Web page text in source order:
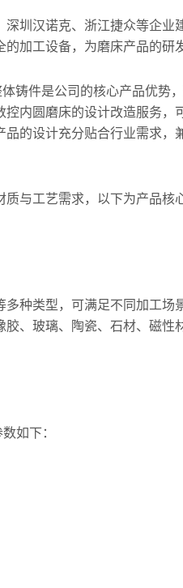
圳汉诺克、浙江捷众等企
加工设备，为磨床产品的研
铸件是公司的核心产品优势
内圆磨床的设计改造服务，
的设计充分贴合行业需求
与工艺需求，以下为产品核
种类型，可满足不同加工场
、玻璃、陶瓷、石材、磁性
如下：